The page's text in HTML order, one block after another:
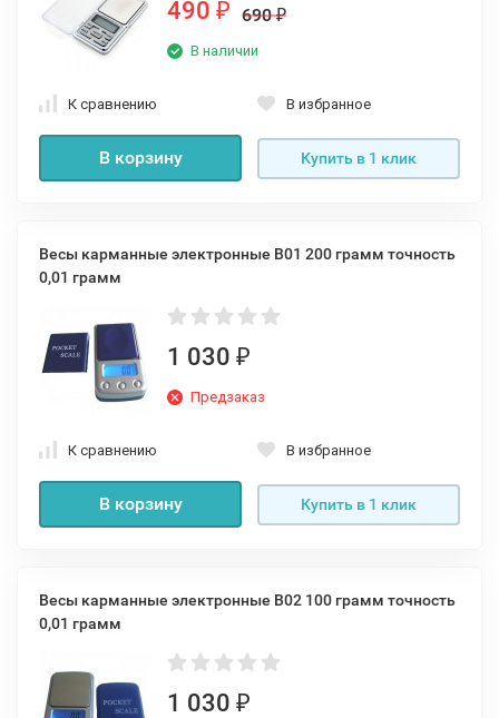
490 ₽ 690₽
В наличии
К сравнению В избранное
В корзину Купить в 1 клик
Весы карманные электронные B01 200 грамм точность
0,01 грамм
1 030 ₽
Предзаказ
К сравнению В избранное
В корзину Купить в 1 клик
Весы карманные электронные B02 100 грамм точность
0,01 грамм
1 030 ₽